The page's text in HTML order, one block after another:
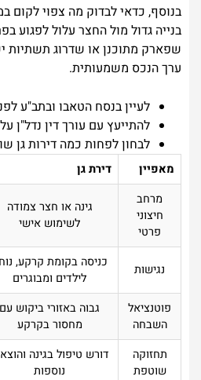
בנוסף, כדאי לבדוק מה צפוי לקום
בנייה גדול מול החצר עלול לפגוע
שפארק מתוכנן או שדרוג תשתיות
ערך הנכס משמעותית.
לעיין בנסח הטאבו ובתב"ע
להתייעץ עם עורך דין נדל"ן
לבחון לפחות כמה דירות גן
מאפיין דירת גן
מרחב
חיצוני
פרטי
גינה או חצר צמודה
לשימוש אישי
נגישות
כניסה בקומת קרקע,
לילדים ומבוגרים
פוטנציאל
השבחה
גבוה באזורי ביקוש עם
מחסור בקרקע
תחזוקה
שוטפת
דורש טיפול בגינה
נוספות